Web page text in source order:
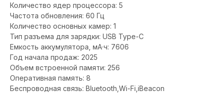
Количество ядер процессора: 5
Частота обновления: 60 Гц
Количество основных камер: 1
Тип разъема для зарядки: USB Type-C
Емкость аккумулятора, мА·ч: 7606
Год начала продаж: 2025
Объем встроенной памяти: 256
Оперативная память: 8
Беспроводная связь: Bluetooth,Wi-Fi,iBeacon